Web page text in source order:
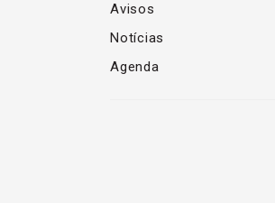
Avisos
Notícias
Agenda